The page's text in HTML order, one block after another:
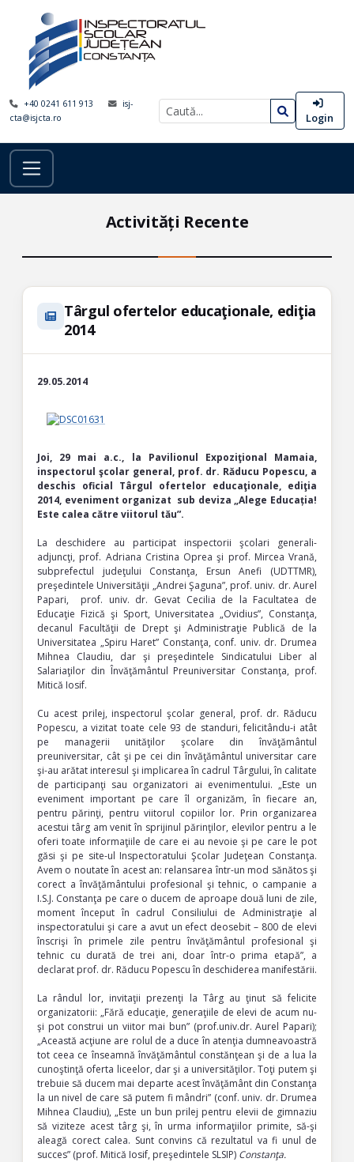
+40 0241 611 913
isj-
cta@isjcta.ro
Login
Activități Recente
Târgul ofertelor educaţionale, ediţia
2014
29.05.2014
Joi, 29 mai a.c., la Pavilionul Expoziţional Mamaia,
inspectorul şcolar general, prof. dr. Răducu Popescu, a
deschis oficial Târgul ofertelor educaţionale, ediţia
2014, eveniment organizat sub deviza „Alege Educația!
Este calea către viitorul tău”.
La deschidere au participat inspectorii şcolari generali-
adjuncţi, prof. Adriana Cristina Oprea şi prof. Mircea Vrană,
subprefectul judeţului Constanţa, Ersun Anefi (UDTTMR),
preşedintele Universităţii „Andrei Şaguna”, prof. univ. dr. Aurel
Papari, prof. univ. dr. Gevat Cecilia de la Facultatea de
Educaţie Fizică şi Sport, Universitatea „Ovidius”, Constanţa,
decanul Facultăţii de Drept şi Administraţie Publică de la
Universitatea „Spiru Haret” Constanţa, conf. univ. dr. Drumea
Mihnea Claudiu, dar şi preşedintele Sindicatului Liber al
Salariaţilor din Învăţământul Preuniversitar Constanţa, prof.
Mitică Iosif.
Cu acest prilej, inspectorul şcolar general, prof. dr. Răducu
Popescu, a vizitat toate cele 93 de standuri, felicitându-i atât
pe managerii unităţilor şcolare din învăţământul
preuniversitar, cât şi pe cei din învăţământul universitar care
şi-au arătat interesul şi implicarea în cadrul Târgului, în calitate
de participanţi sau organizatori ai evenimentului. „Este un
eveniment important pe care îl organizăm, în fiecare an,
pentru părinţi, pentru viitorul copiilor lor. Prin organizarea
acestui târg am venit în sprijinul părinţilor, elevilor pentru a le
oferi toate informaţiile de care ei au nevoie şi pe care le pot
găsi şi pe site-ul Inspectoratului Şcolar Judeţean Constanţa.
Avem o noutate în acest an: relansarea într-un mod sănătos şi
corect a învăţământului profesional şi tehnic, o campanie a
I.S.J. Constanţa pe care o ducem de aproape două luni de zile,
moment început în cadrul Consiliului de Administraţie al
inspectoratului şi care a avut un efect deosebit – 800 de elevi
înscrişi în primele zile pentru învăţământul profesional şi
tehnic cu durată de trei ani, doar într-o prima etapă”, a
declarat prof. dr. Răducu Popescu în deschiderea manifestării.
La rândul lor, invitaţii prezenţi la Târg au ţinut să felicite
organizatorii: „Fără educaţie, generaţiile de elevi de acum nu-
şi pot construi un viitor mai bun” (prof.univ.dr. Aurel Papari);
„Această acţiune are rolul de a duce în atenţia dumneavoastră
tot ceea ce înseamnă învăţământul constănţean şi de a lua la
cunoştinţă oferta liceelor, dar şi a universităţilor. Toţi putem şi
trebuie să ducem mai departe acest învăţământ din Constanţa
la un nivel de care să putem fi mândri” (conf. univ. dr. Drumea
Mihnea Claudiu), „Este un bun prilej pentru elevii de gimnaziu
să viziteze acest târg şi, în urma informaţiilor primite, să-şi
aleagă corect calea. Sunt convins că rezultatul va fi unul de
succes” (prof. Mitică Iosif, preşedintele SLSIP) Constanţa.